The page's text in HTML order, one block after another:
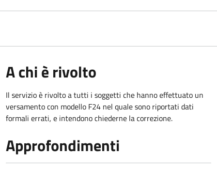
A chi è rivolto
Il servizio è rivolto a tutti i soggetti che hanno effettuato un
versamento con modello F24 nel quale sono riportati dati
formali errati, e intendono chiederne la correzione.
Approfondimenti